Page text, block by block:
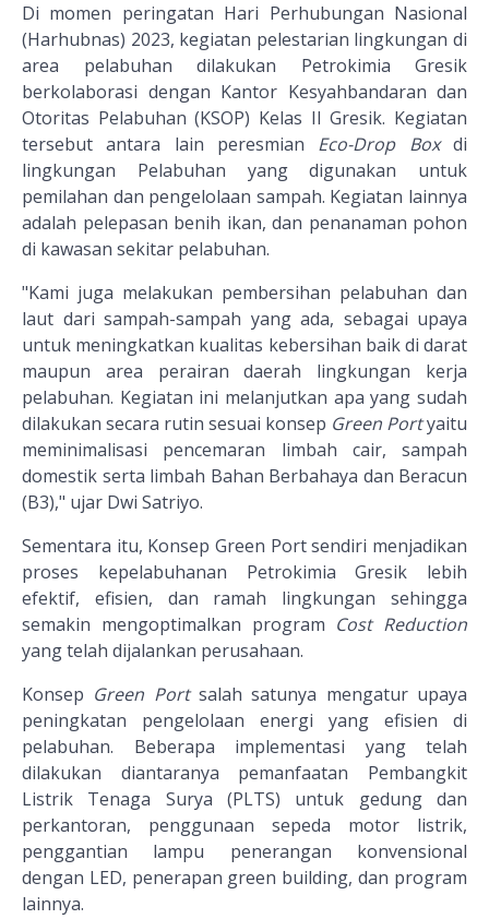
Di momen peringatan Hari Perhubungan Nasional
(Harhubnas) 2023, kegiatan pelestarian lingkungan di
area pelabuhan dilakukan Petrokimia Gresik
berkolaborasi dengan Kantor Kesyahbandaran dan
Otoritas Pelabuhan (KSOP) Kelas II Gresik. Kegiatan
tersebut antara lain peresmian Eco-Drop Boxdi
lingkungan Pelabuhan yang digunakan untuk
pemilahan dan pengelolaan sampah. Kegiatan lainnya
adalah pelepasan benih ikan, dan penanaman pohon
di kawasan sekitar pelabuhan.
"Kami juga melakukan pembersihan pelabuhan dan
laut dari sampah-sampah yang ada, sebagai upaya
untuk meningkatkan kualitas kebersihan baik di darat
maupun area perairan daerah lingkungan kerja
pelabuhan. Kegiatan ini melanjutkan apa yang sudah
dilakukan secara rutin sesuai konsep Green Portyaitu
meminimalisasi pencemaran limbah cair, sampah
domestik serta limbah Bahan Berbahaya dan Beracun
(B3)," ujar Dwi Satriyo.
Sementara itu, Konsep Green Port sendiri menjadikan
proses kepelabuhanan Petrokimia Gresik lebih
efektif, efisien, dan ramah lingkungan sehingga
semakin mengoptimalkan program Cost Reduction
yang telah dijalankan perusahaan.
Konsep Green Portsalah satunya mengatur upaya
peningkatan pengelolaan energi yang efisien di
pelabuhan. Beberapa implementasi yang telah
dilakukan diantaranya pemanfaatan Pembangkit
Listrik Tenaga Surya (PLTS) untuk gedung dan
perkantoran, penggunaan sepeda motor listrik,
penggantian lampu penerangan konvensional
dengan LED, penerapan green building, dan program
lainnya.